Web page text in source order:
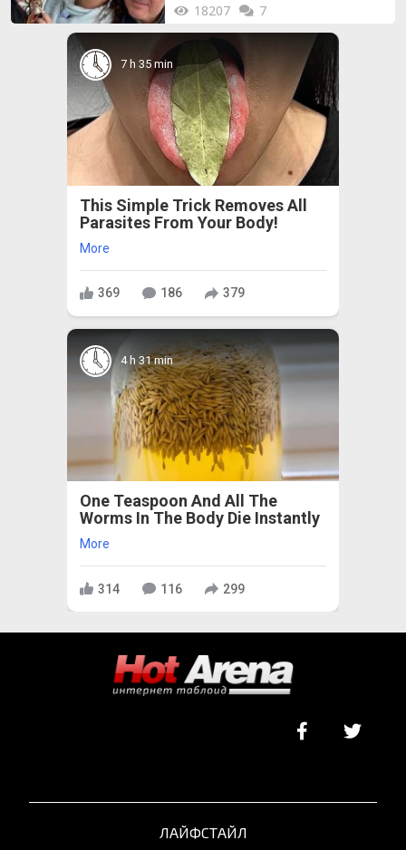
18207 7
7 h 35 min
This Simple Trick Removes All
Parasites From Your Body!
More
369 186 379
4 h 31 min
One Teaspoon And All The
Worms In The Body Die Instantly
More
314 116 299
ЛАЙФСТАЙЛ